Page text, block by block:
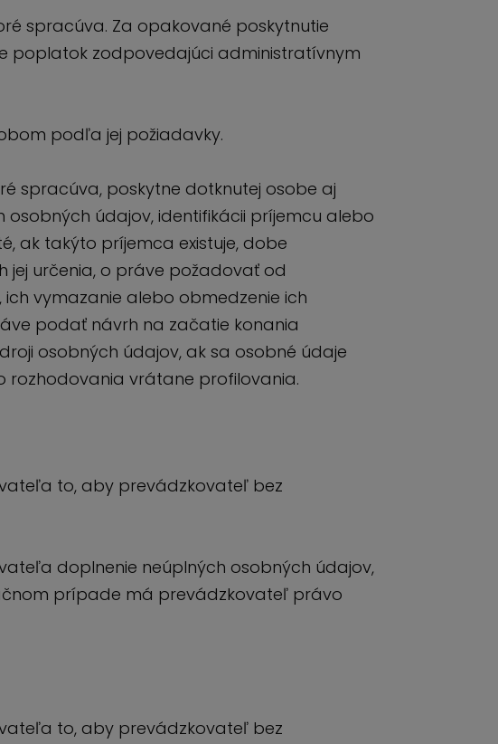
spracúva. Za opakované poskytnutie
poplatok zodpovedajúci administratívnym
podľa jej požiadavky.
spracúva, poskytne dotknutej osobe aj
údajov, identifikácii príjemcu alebo
ak takýto príjemca existuje, dobe
jej určenia, o práve požadovať od
vymazanie alebo obmedzenie ich
podať návrh na začatie konania
osobných údajov, ak sa osobné údaje
rozhodovania vrátane profilovania.
to, aby prevádzkovateľ bez
doplnenie neúplných osobných údajov,
prípade má prevádzkovateľ právo
to, aby prevádzkovateľ bez